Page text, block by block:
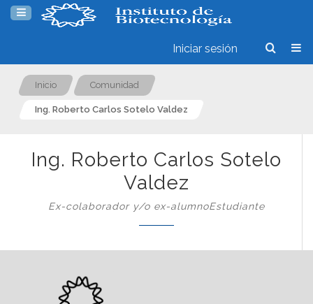
Iniciar sesión
Inicio Comunidad
Ing. Roberto Carlos Sotelo Valdez
Ing. Roberto Carlos Sotelo
Valdez
Ex-colaborador y/o ex-alumnoEstudiante